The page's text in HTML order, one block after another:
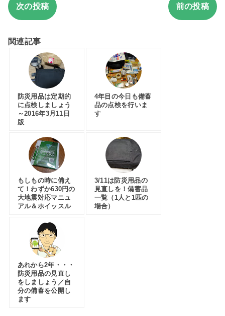
次の投稿 前の投稿
関連記事
防災用品は定期的
に点検しましょう
～2016年3月11日
版
4年目の今日も備蓄
品の点検を行いま
す
もしもの時に備え
て！わずか630円の
大地震対応マニュ
アル＆ホイッスル
3/11は防災用品の
見直しを！備蓄品
一覧（1人と1匹の
場合）
あれから2年・・・
防災用品の見直し
をしましょう／自
分の備蓄を公開し
ます